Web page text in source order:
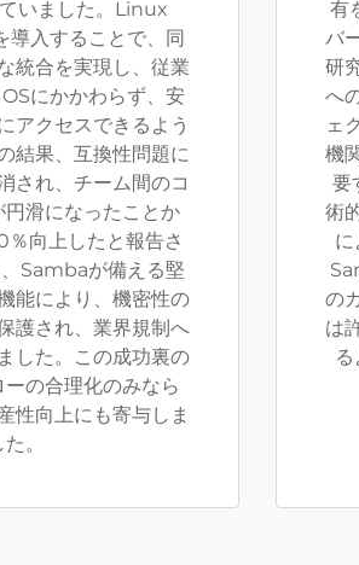
いました。Linux
導入することで、同
統合を実現し、従業
にかかわらず、安
アクセスできるよう
結果、互換性問題に
され、チーム間のコ
滑になったことか
向上したと報告さ
Sambaが備える堅
能により、機密性の
護され、業界規制へ
した。この成功裏の
の合理化のみなら
性向上にも寄与しま
た。
有
バ
研
へ
ェ
機
要
術
に
の
は